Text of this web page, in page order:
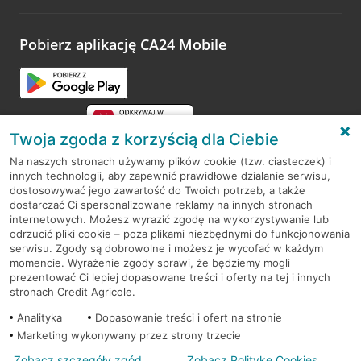
opinie.
Pobierz aplikację CA24 Mobile
RODO
Regulamin serwisu
Mapa serwisu
PolitykaCookies
Twoja zgoda z korzyścią dla Ciebie
Na naszych stronach używamy plików cookie (tzw. ciasteczek) i
innych technologii, aby zapewnić prawidłowe działanie serwisu,
dostosowywać jego zawartość do Twoich potrzeb, a także
dostarczać Ci spersonalizowane reklamy na innych stronach
internetowych. Możesz wyrazić zgodę na wykorzystywanie lub
odrzucić pliki cookie – poza plikami niezbędnymi do funkcjonowania
serwisu. Zgody są dobrowolne i możesz je wycofać w każdym
momencie. Wyrażenie zgody sprawi, że będziemy mogli
prezentować Ci lepiej dopasowane treści i oferty na tej i innych
stronach Credit Agricole.
Analityka
Dopasowanie treści i ofert na stronie
Marketing wykonywany przez strony trzecie